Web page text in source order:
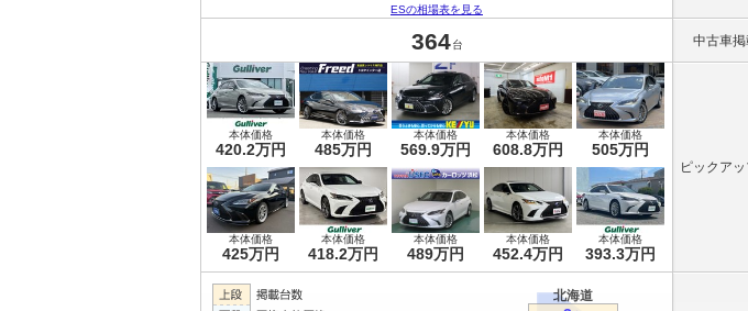
ESの相場表を見る
364 台 中古車
本体価格
420.2万円
本体価格
485万円
本体価格
569.9万円
本体価格
608.8万円
本体価格
505万円
本体価格
425万円
本体価格
418.2万円
本体価格
489万円
本体価格
452.4万円
本体価格
393.3万円
ピックア
北海道